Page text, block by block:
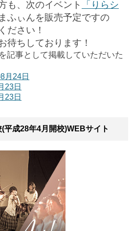
も、次のイベント
「りらシ
ふぃんを販売予定ですの
ださい！
待ちしております！
記事として掲載していただいた
月24日
23日
23日
平成28年4月開校)WEBサイト